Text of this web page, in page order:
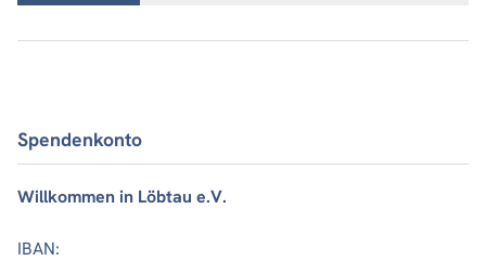
Spendenkonto
Willkommen in Löbtau e.V.
IBAN: